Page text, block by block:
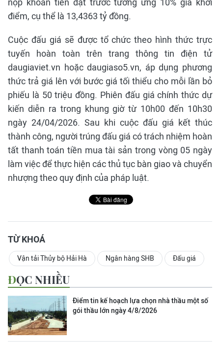
nộp khoản tiền đặt trước tương ứng 10% giá khởi
điểm, cụ thể là 13,4363 tỷ đồng.
Cuộc đấu giá sẽ được tổ chức theo hình thức trực
tuyến hoàn toàn trên trang thông tin điện tử
daugiaviet.vn hoặc daugiaso5.vn, áp dụng phương
thức trả giá lên với bước giá tối thiểu cho mỗi lần bỏ
phiếu là 50 triệu đồng. Phiên đấu giá chính thức dự
kiến diễn ra trong khung giờ từ 10h00 đến 10h30
ngày 24/04/2026. Sau khi cuộc đấu giá kết thúc
thành công, người trúng đấu giá có trách nhiệm hoàn
tất thanh toán tiền mua tài sản trong vòng 05 ngày
làm việc để thực hiện các thủ tục bàn giao và chuyển
nhượng theo quy định của pháp luật.
TỪ KHOÁ
Vận tải Thủy bộ Hải Hà Ngân hàng SHB Đấu giá
ĐỌC NHIỀU
Điểm tin kế hoạch lựa chọn nhà thầu một số
gói thầu lớn ngày 4/8/2026